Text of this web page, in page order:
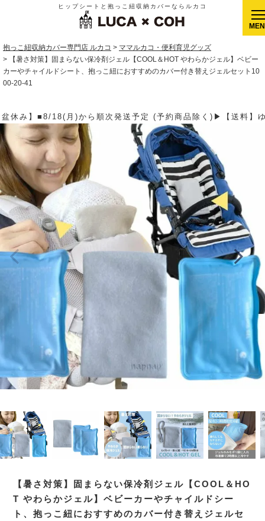
ヒップシートと抱っこ紐収納カバーならルカコ
抱っこ紐収納カバー専門店 ルカコ
ママルカコ・便利育児グッズ
【暑さ対策】固まらない保冷剤ジェル【COOL＆HOT やわらかジェル】ベビー
カーやチャイルドシート、抱っこ紐におすすめのカバー付き替えジェルセット10
00-20-41
料】ゆうパケット400円(全国一律)、ゆうパック900円(沖縄
【暑さ対策】固まらない保冷剤ジェル【COOL＆HO
T やわらかジェル】ベビーカーやチャイルドシー
ト、抱っこ紐におすすめのカバー付き替えジェルセ